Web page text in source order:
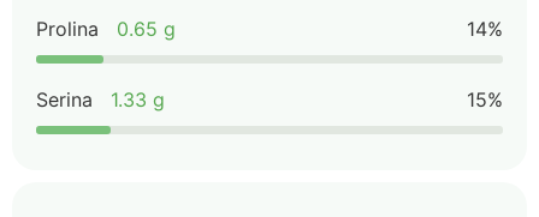
Prolina 0.65 g 14%
Serina 1.33 g 15%